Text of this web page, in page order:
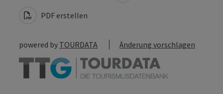
PDF erstellen
powered by TOURDATA Änderung vorschlagen